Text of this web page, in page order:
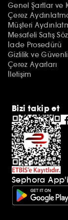
Genel Şartlar ve
Çerez
Müşteri
Mesafeli Satış
İade Prosedürü
Gizlilik ve
Çerez Ayarları
İletişim
Bizi takip et
Sephora